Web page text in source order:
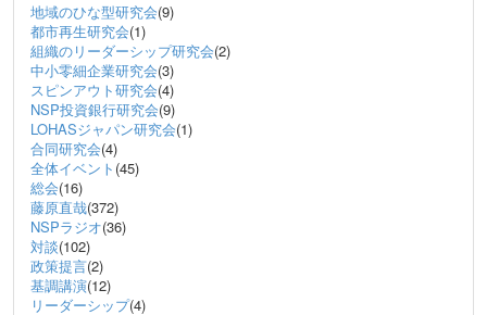
地域のひな型研究会(9)
都市再生研究会(1)
組織のリーダーシップ研究会(2)
中小零細企業研究会(3)
スピンアウト研究会(4)
NSP投資銀行研究会(9)
LOHASジャパン研究会(1)
合同研究会(4)
全体イベント (45)
総会(16)
藤原直哉(372)
NSPラジオ(36)
対談(102)
政策提言(2)
基調講演(12)
リーダーシップ(4)